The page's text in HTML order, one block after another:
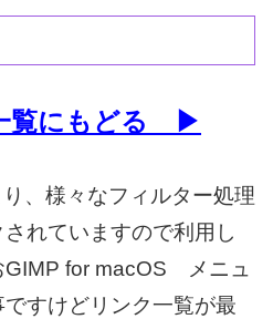
覧にもどる ▶
、様々なフィルター処理
れていますので利用し
GIMP for macOS メニュ
すけどリンク一覧が最